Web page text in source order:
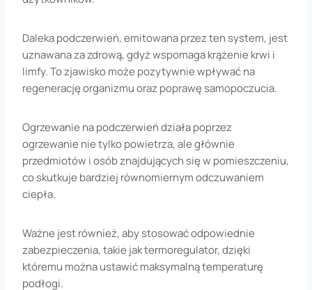
Daleka podczerwień, emitowana przez ten system, jest
uznawana za zdrową, gdyż wspomaga krążenie krwi i
limfy. To zjawisko może pozytywnie wpływać na
regenerację organizmu oraz poprawę samopoczucia.
Ogrzewanie na podczerwień działa poprzez
ogrzewanie nie tylko powietrza, ale głównie
przedmiotów i osób znajdujących się w pomieszczeniu,
co skutkuje bardziej równomiernym odczuwaniem
ciepła.
Ważne jest również, aby stosować odpowiednie
zabezpieczenia, takie jak termoregulator, dzięki
któremu można ustawić maksymalną temperaturę
podłogi.